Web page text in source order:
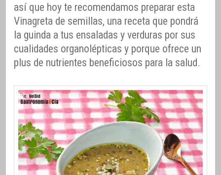
así que hoy te recomendamos preparar esta
Vinagreta de semillas, una receta que pondrá
la guinda a tus ensaladas y verduras por sus
cualidades organolépticas y porque ofrece un
plus de nutrientes beneficiosos para la salud.